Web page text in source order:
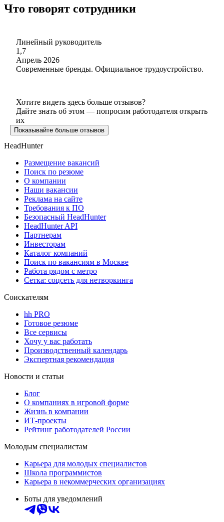
Что говорят сотрудники
Линейный руководитель
1,7
Апрель 2026
Современные бренды. Официальное трудоустройство.
Хотите видеть здесь больше отзывов?
Дайте знать об этом — попросим работодателя открыть
их
Показывайте больше отзывов
HeadHunter
Размещение вакансий
Поиск по резюме
О компании
Наши вакансии
Реклама на сайте
Требования к ПО
Безопасный HeadHunter
HeadHunter API
Партнерам
Инвесторам
Каталог компаний
Поиск по вакансиям в Москве
Работа рядом с метро
Сетка: соцсеть для нетворкинга
Соискателям
hh PRO
Готовое резюме
Все сервисы
Хочу у вас работать
Производственный календарь
Экспертная рекомендация
Новости и статьи
Блог
О компаниях в игровой форме
Жизнь в компании
ИТ-проекты
Рейтинг работодателей России
Молодым специалистам
Карьера для молодых специалистов
Школа программистов
Карьера в некоммерческих организациях
Боты для уведомлений